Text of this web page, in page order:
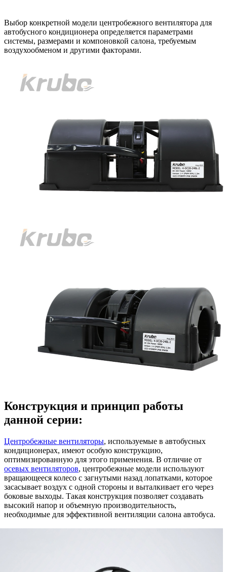
Выбор конкретной модели центробежного вентилятора для
автобусного кондиционера определяется параметрами
системы, размерами и компоновкой салона, требуемым
воздухообменом и другими факторами.
Конструкция и принцип работы
данной серии:
Центробежные вентиляторы, используемые в автобусных
кондиционерах, имеют особую конструкцию,
оптимизированную для этого применения. В отличие от
осевых вентиляторов, центробежные модели используют
вращающееся колесо с загнутыми назад лопатками, которое
засасывает воздух с одной стороны и выталкивает его через
боковые выходы. Такая конструкция позволяет создавать
высокий напор и объемную производительность,
необходимые для эффективной вентиляции салона автобуса.